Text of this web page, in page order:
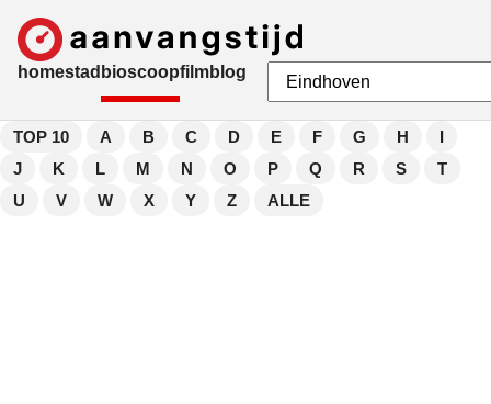
homestad bioscoopfilmblog
TOP 10 A B C D E F G H
I
J
K L M N O P Q R S
T
U
V W X Y Z ALLE